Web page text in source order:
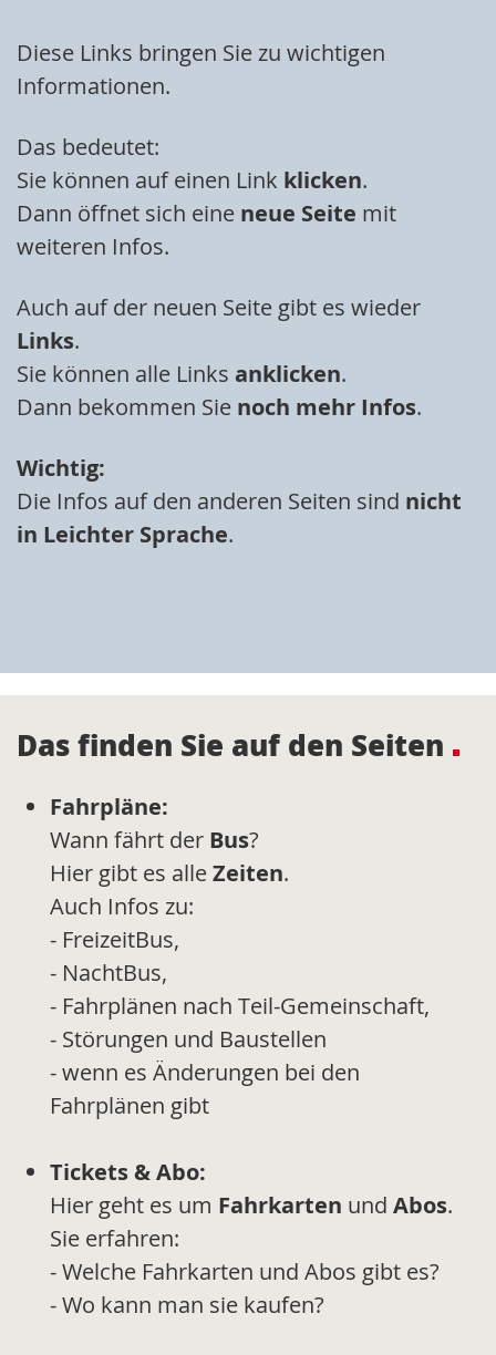
Diese Links bringen Sie zu wichtigen
Informationen.
Das bedeutet:
Sie können auf einen Link klicken.
Dann öffnet sich eine neue Seite mit
weiteren Infos.
Auch auf der neuen Seite gibt es wieder
Links.
Sie können alle Links anklicken.
Dann bekommen Sie noch mehr Infos.
Wichtig:
Die Infos auf den anderen Seiten sind nicht
in Leichter Sprache.
Das finden Sie auf den Seiten
Fahrpläne:
Wann fährt der Bus?
Hier gibt es alleZeiten.
Auch Infos zu:
- FreizeitBus,
- NachtBus,
- Fahrplänen nach Teil-Gemeinschaft,
- Störungen und Baustellen
- wenn es Änderungen bei den
Fahrplänen gibt
Tickets & Abo:
Hier geht es um Fahrkarten und Abos.
Sie erfahren:
- Welche Fahrkarten und Abos gibt es?
- Wo kann man sie kaufen?